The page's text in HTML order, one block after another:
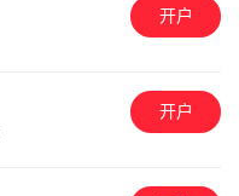
开户
开户